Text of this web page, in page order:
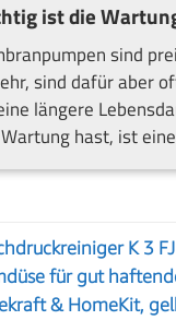
ist die
sind
sind dafür aber
längere
hast, ist
K 3
für gut
& HomeKit,